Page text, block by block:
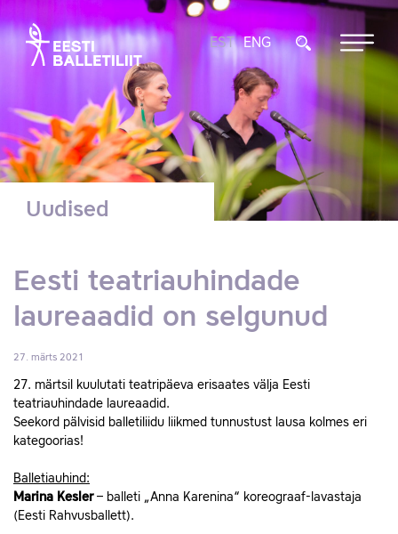
EST ENG
Uudised
Eesti teatriauhindade
laureaadid on selgunud
27. märts 2021
27. märtsil kuulutati teatripäeva erisaates välja Eesti
teatriauhindade laureaadid.
Seekord pälvisid balletiliidu liikmed tunnustust lausa kolmes eri
kategoorias!
Balletiauhind:
Marina Kesler– balleti „Anna Karenina“ koreograaf-lavastaja
(Eesti Rahvusballett).